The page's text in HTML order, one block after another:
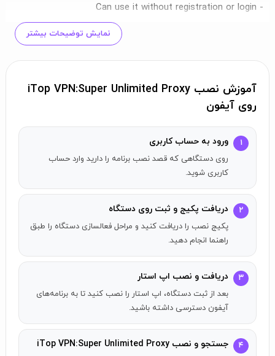
- Can use it without registration or login
What can you do with iTop VPN:
subscription:
- You can have a 3-day free trial before you are charged
for the subscription. It will not affect the free service of
the VPN.
- Any unused portion of a free trial period, if offered, will be
forfeited when you purchase a subscription.
- After the free trial, payment will charge to the iTunes
account.
- Price of subscriptions: 1 Week ($7.99), 1 Month ($11.99), 1
نمایش توضیحات بیشتر
آموزش نصب iTop VPN:Super Unlimited Proxy
روی آیفون
۱ ورود به حساب کاربری
روی دستگاهی که قصد نصب برنامه را دارید وارد حساب
کاربری شوید.
۲ دریافت پکیج و ثبت روی دستگاه
پکیج نصب را دریافت کنید و مراحل فعالسازی دستگاه را طبق
راهنما انجام دهید.
۳ دریافت و نصب اپ استار
بعد از ثبت دستگاه، اپ استار را نصب کنید تا به برنامه‌های
آیفون دسترسی داشته باشید.
۴ جستجو و نصب iTop VPN:Super Unlimited Proxy